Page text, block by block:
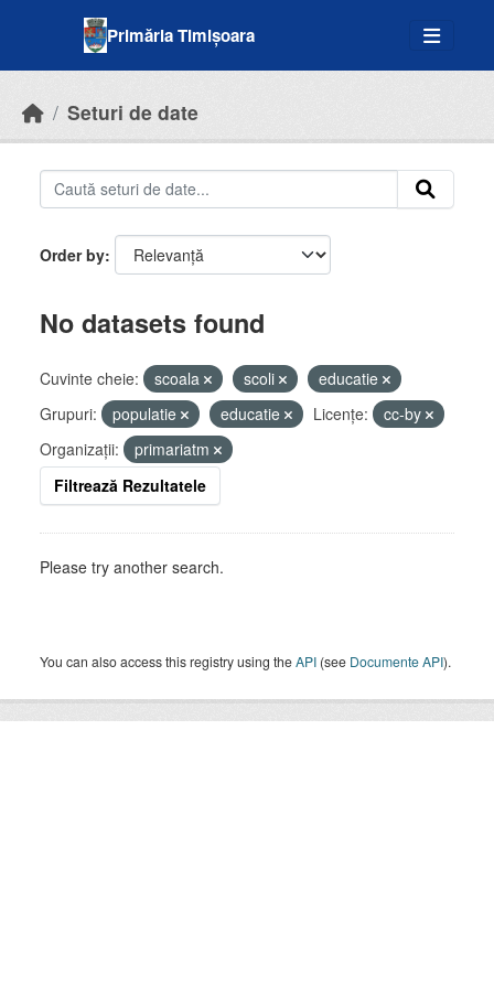
Primăria Timișoara
Seturi de date
Order by
No datasets found
Cuvinte cheie: scoala scoli
educatie
Grupuri:
populatie educatie Licenţe:
cc-by
Organizații:
primariatm
Filtrează Rezultatele
Please try another search.
You can also access this registry using theAPI (see Documente API).